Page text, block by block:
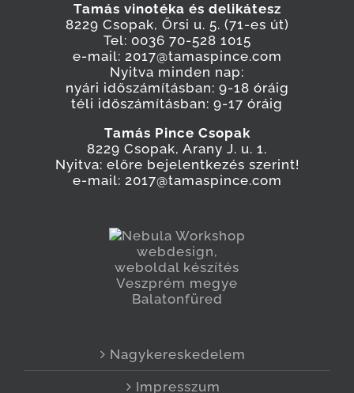
Tamás vinotéka és delikátesz
8229 Csopak, Őrsi u. 5. (71-es út)
Tel: 0036 70-528 1015
e-mail: 2017@tamaspince.com
Nyitva minden nap:
nyári időszámításban: 9-18 óráig
téli időszámításban: 9-17 óráig
Tamás Pince Csopak
8229 Csopak, Arany J. u. 1.
Nyitva: előre bejelentkezés szerint!
e-mail: 2017@tamaspince.com
Nagykereskedelem
Impresszum